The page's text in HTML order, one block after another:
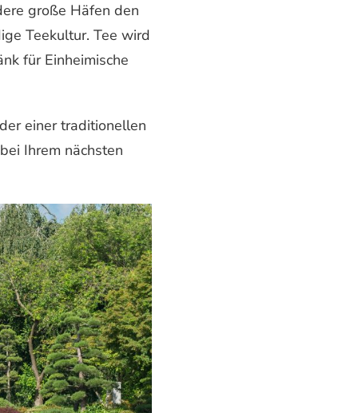
große Häfen den
Teekultur. Tee wird
für Einheimische
einer traditionellen
Ihrem nächsten